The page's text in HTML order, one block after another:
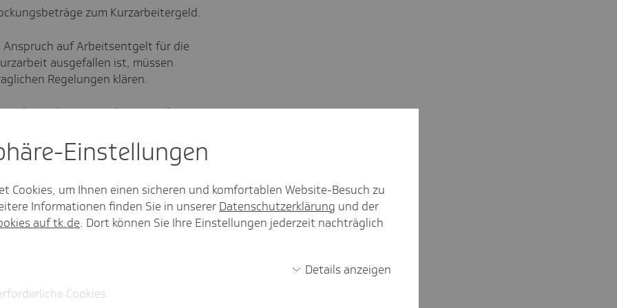
zum Kurzarbeitergeld.
Anspruch auf Arbeitsentgelt für die
ausgefallen ist, müssen
Regelungen klären.
Arbeitnehmer zusteht, muss der
den Zeitraum der Kurzarbeit -
Beschäftigten
den Beitragsnachzahlungen ist
Entgeltabrechnungen möglich.
Einstel­lungen
Cookies, um Ihnen einen sicheren und komfortablen Website-Besuch zu
Informationen finden Sie in unserer Datenschutzerklärung und der
auf tk.de. Dort können Sie Ihre Einstellungen jederzeit nachträglich
Details anzeigen
Cookies